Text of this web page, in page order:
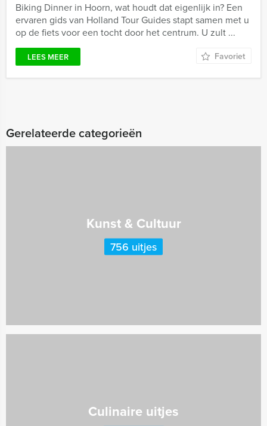
Biking Dinner in Hoorn, wat houdt dat eigenlijk in? Een
ervaren gids van Holland Tour Guides stapt samen met u
op de fiets voor een tocht door het centrum. U zult ...
LEES MEER Favoriet
Gerelateerde categorieën
Kunst & Cultuur
756 uitjes
Culinaire uitjes